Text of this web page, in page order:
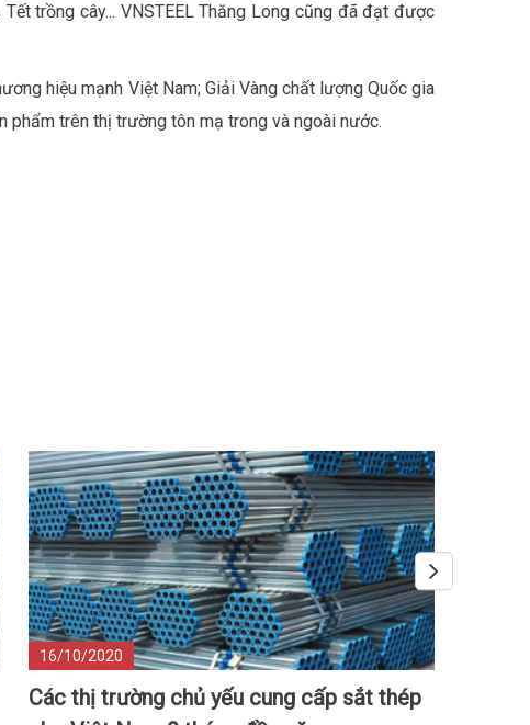
trồng cây... VNSTEEL Thăng Long cũng đã đạt được
hiệu mạnh Việt Nam; Giải Vàng chất lượng Quốc gia
phẩm trên thị trường tôn mạ trong và ngoài nước.
16/10/2020
Các thị trường chủ yếu cung cấp sắt thép